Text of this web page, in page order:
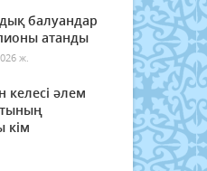
балуандар
атанды
ж.
келесі әлем
кім